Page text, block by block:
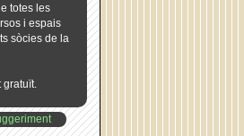
totes les
i espais
sòcies de la
gratuït.